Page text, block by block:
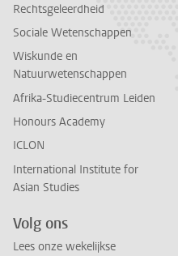
Rechtsgeleerdheid
Sociale Wetenschappen
Wiskunde en
Natuurwetenschappen
Afrika-Studiecentrum Leiden
Honours Academy
ICLON
International Institute for
Asian Studies
Volg ons
Lees onze wekelijkse